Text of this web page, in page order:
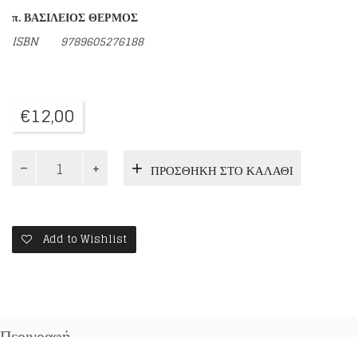
π. ΒΑΣΙΛΕΙΟΣ ΘΕΡΜΟΣ
ISBN 9789605276188
€12,00
ΕΡΩΤΑΣ
ποσότητα
ΠΡΟΣΘΉΚΗ ΣΤΟ ΚΑΛΆΘΙ
Add to Wishlist